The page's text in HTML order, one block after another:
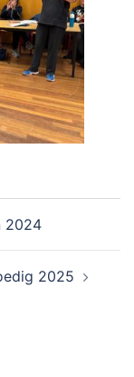
2024
2025